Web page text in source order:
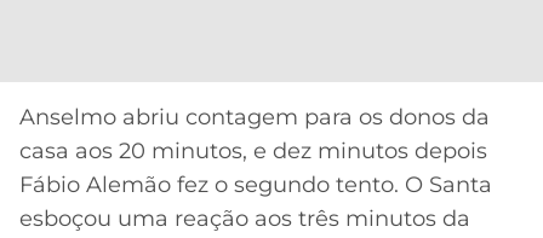
2026
GRÊMIO
MG
LALIGA
Anselmo abriu contagem para os donos da
casa aos 20 minutos, e dez minutos depois
Fábio Alemão fez o segundo tento. O Santa
esboçou uma reação aos três minutos da